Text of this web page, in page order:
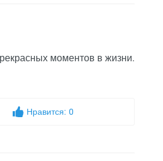
моментов в жизни.
Нравится: 0